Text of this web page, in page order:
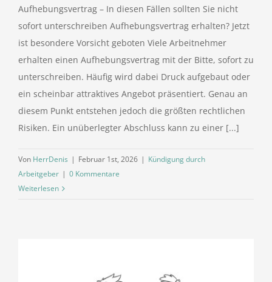
Aufhebungsvertrag – In diesen Fällen sollten Sie nicht
sofort unterschreiben Aufhebungsvertrag erhalten? Jetzt
ist besondere Vorsicht geboten Viele Arbeitnehmer
erhalten einen Aufhebungsvertrag mit der Bitte, sofort zu
unterschreiben. Häufig wird dabei Druck aufgebaut oder
ein scheinbar attraktives Angebot präsentiert. Genau an
diesem Punkt entstehen jedoch die größten rechtlichen
Risiken. Ein unüberlegter Abschluss kann zu einer [...]
Von HerrDenis | Februar 1st, 2026 | Kündigung durch
Arbeitgeber | 0 Kommentare
Weiterlesen